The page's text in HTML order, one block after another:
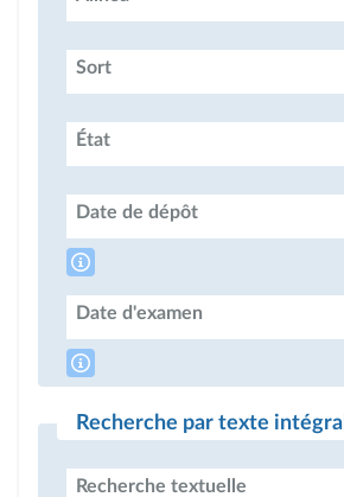
Sort
État
Date de dépôt
Date d'examen
Recherche par texte intégral
Recherche textuelle